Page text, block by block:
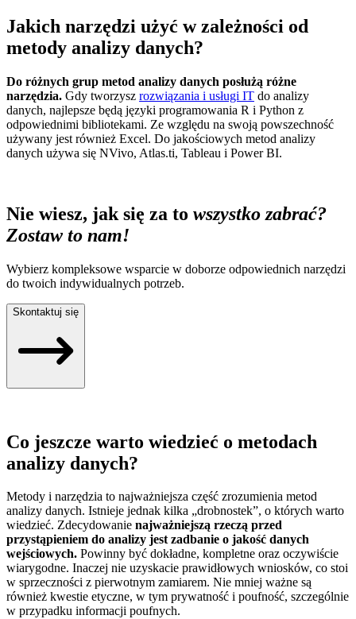
Jakich narzędzi użyć w zależności od
metody analizy danych?
Do różnych grup metod analizy danych posłużą różne
narzędzia. Gdy tworzysz rozwiązania i usługi IT do analizy
danych, najlepsze będą języki programowania R i Python z
odpowiednimi bibliotekami. Ze względu na swoją powszechność
używany jest również Excel. Do jakościowych metod analizy
danych używa się NVivo, Atlas.ti, Tableau i Power BI.
Nie wiesz, jak się za to wszystko zabrać?
Zostaw to nam!
Wybierz kompleksowe wsparcie w doborze odpowiednich narzędzi
do twoich indywidualnych potrzeb.
Skontaktuj się
Co jeszcze warto wiedzieć o metodach
analizy danych?
Metody i narzędzia to najważniejsza część zrozumienia metod
analizy danych. Istnieje jednak kilka „drobnostek”, o których warto
wiedzieć. Zdecydowanie najważniejszą rzeczą przed
przystąpieniem do analizy jest zadbanie o jakość danych
wejściowych. Powinny być dokładne, kompletne oraz oczywiście
wiarygodne. Inaczej nie uzyskacie prawidłowych wniosków, co stoi
w sprzeczności z pierwotnym zamiarem. Nie mniej ważne są
również kwestie etyczne, w tym prywatność i poufność, szczególnie
w przypadku informacji poufnych.